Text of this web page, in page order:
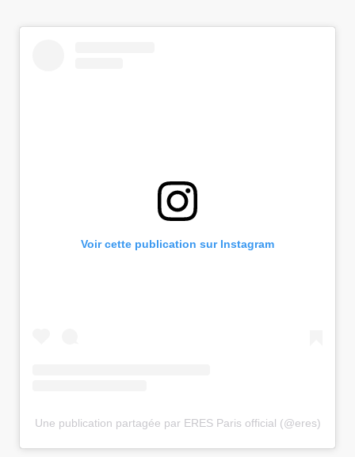
Voir cette publication sur Instagram
Une publication partagée par ERES Paris official (@eres)